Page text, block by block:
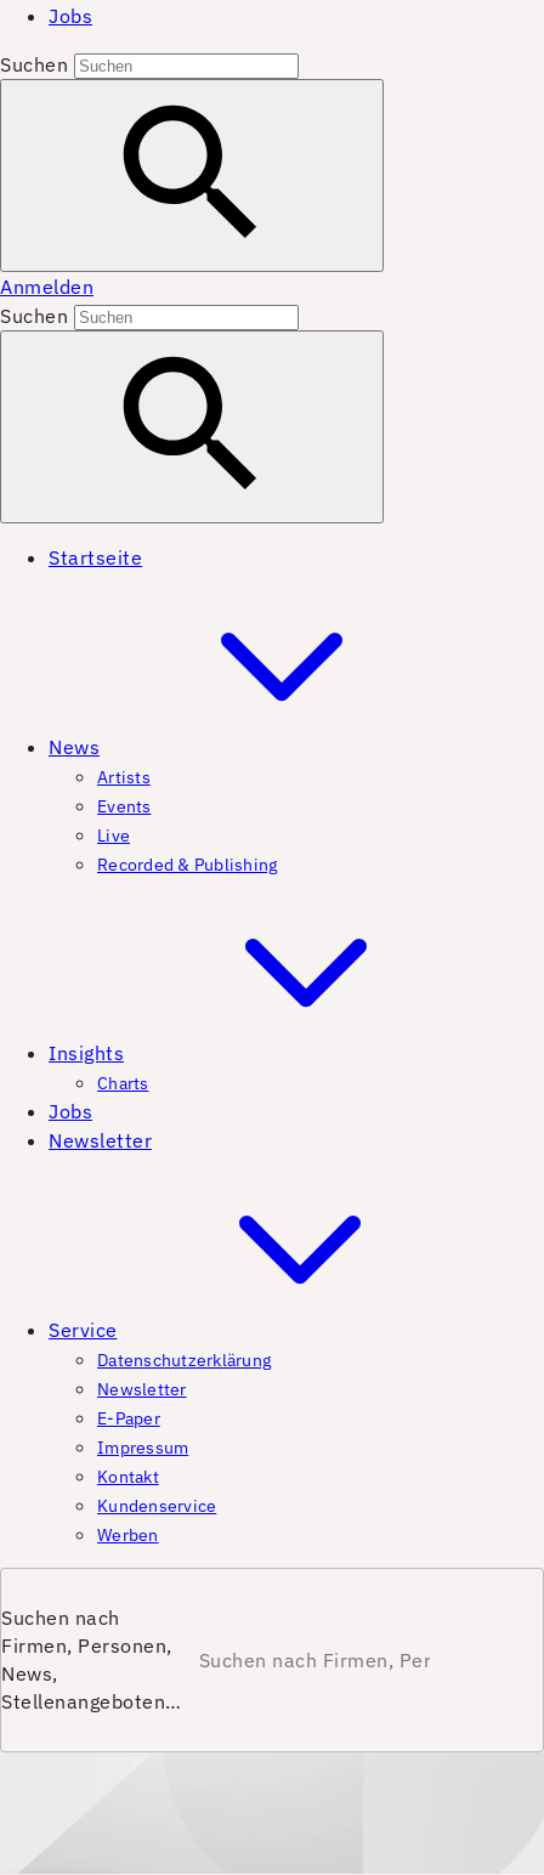
Jobs
Suchen
Anmelden
Suchen
Startseite
News
Artists
Events
Live
Recorded & Publishing
Insights
Charts
Jobs
Newsletter
Service
Datenschutzerklärung
Newsletter
E-Paper
Impressum
Kontakt
Kundenservice
Werben
Suchen nach
Firmen, Personen,
News,
Stellenangeboten…